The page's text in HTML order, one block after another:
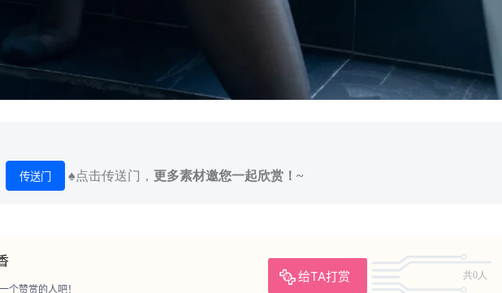
传送门 ♠点击传送门， 更多素材邀您一起欣赏！~
给TA打赏 共0人
个赞赏的人吧！